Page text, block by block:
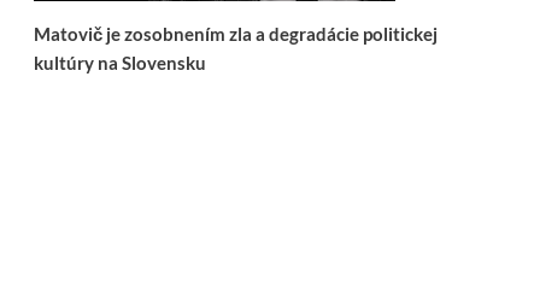
Matovič je zosobnením zla a degradácie politickej
kultúry na Slovensku